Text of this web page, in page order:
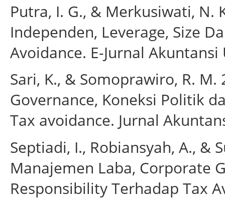
Putra, I. G., & Merkusiwati, N.
Independen, Leverage, Size
Avoidance. E-Jurnal
Sari, K., & Somoprawiro, R.
Governance, Koneksi Politik
Tax avoidance. Jurnal
Septiadi, I., Robiansyah, A., &
Manajemen Laba, Corporate
Responsibility Terhadap Tax